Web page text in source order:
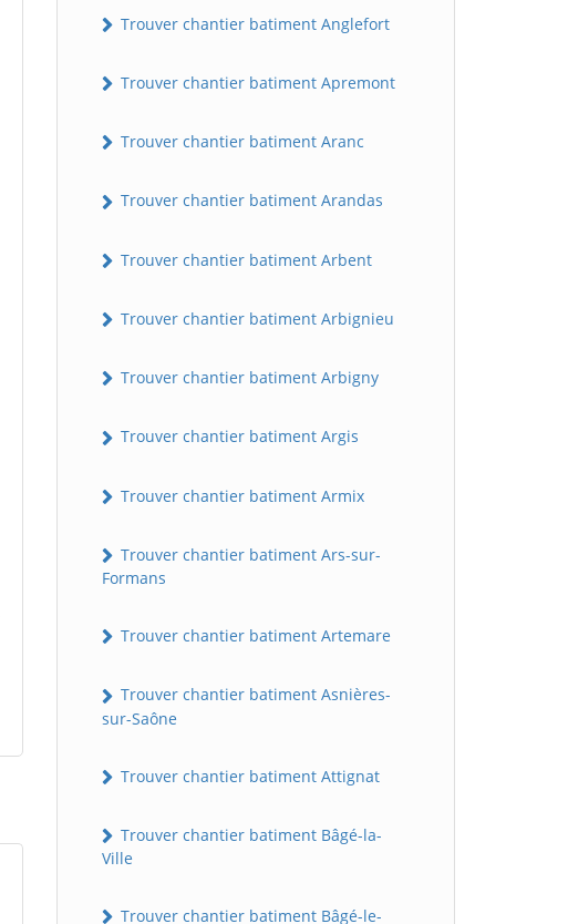
Trouver chantier batiment Anglefort
Trouver chantier batiment Apremont
Trouver chantier batiment Aranc
Trouver chantier batiment Arandas
Trouver chantier batiment Arbent
Trouver chantier batiment Arbignieu
Trouver chantier batiment Arbigny
Trouver chantier batiment Argis
Trouver chantier batiment Armix
Trouver chantier batiment Ars-sur-
Formans
Trouver chantier batiment Artemare
Trouver chantier batiment Asnières-
sur-Saône
Trouver chantier batiment Attignat
Trouver chantier batiment Bâgé-la-
Ville
Trouver chantier batiment Bâgé-le-